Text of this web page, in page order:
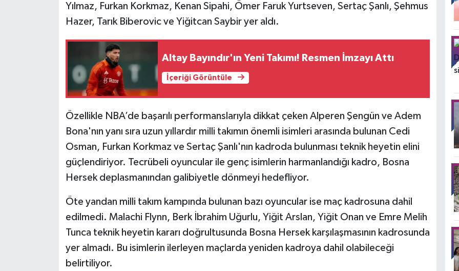
Yılmaz, Furkan Korkmaz, Kenan Sipahi, Ömer Faruk Yurtseven, Sertaç Şanlı, Şehmus
Hazer, Tarık Biberovic ve Yiğitcan Saybir yer aldı.
Altay Bayındır'ın Yeni Takımı! Resmen İmzayı Attı
İçeriği Görüntüle
Özellikle NBA’de başarılı performanslarıyla dikkat çeken Alperen Şengün ve Adem
Bona'nın yanı sıra uzun yıllardır milli takımın önemli isimleri arasında bulunan Cedi
Osman, Furkan Korkmaz ve Sertaç Şanlı'nın kadroda bulunması teknik heyetin elini
güçlendiriyor. Tecrübeli oyuncular ile genç isimlerin harmanlandığı kadro, Bosna
Hersek deplasmanından galibiyetle dönmeyi hedefliyor.
Öte yandan milli takım kampında bulunan bazı oyuncular ise maç kadrosuna dahil
edilmedi. Malachi Flynn, Berk İbrahim Uğurlu, Yiğit Arslan, Yiğit Onan ve Emre Melih
Tunca teknik heyetin kararı doğrultusunda Bosna Hersek karşılaşmasının kadrosunda
yer almadı. Bu isimlerin ilerleyen maçlarda yeniden kadroya dahil olabileceği
belirtiliyor.